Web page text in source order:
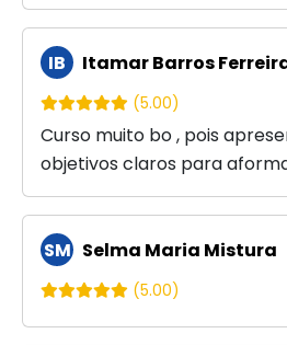
IB Itamar Barros
(5.00)
Curso muito bo , pois
objetivos claros para
SM Selma Maria Mistura
(5.00)